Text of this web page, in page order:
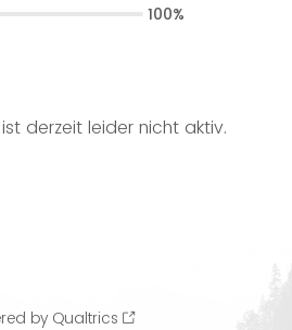
derzeit leider nicht aktiv.
100%
by Qualtrics